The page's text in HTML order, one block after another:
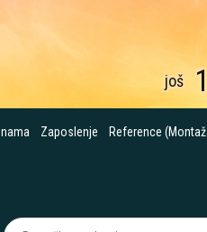
još
Zaposlenje Reference